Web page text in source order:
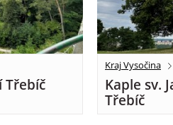
Třebíč
Kraj Vysočina
Kaple sv.
Třebíč